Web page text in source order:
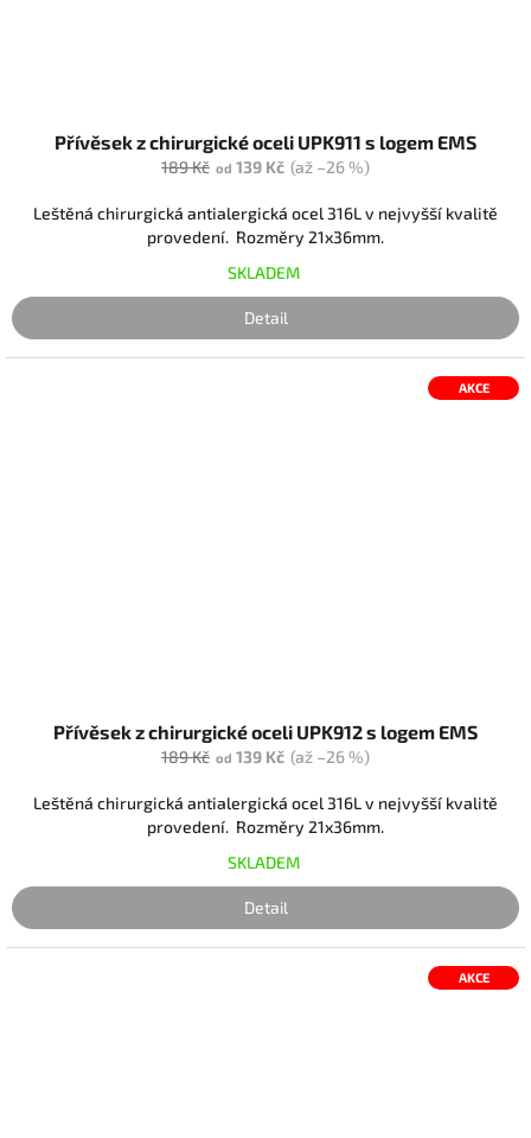
Přívěsek z chirurgické oceli UPK911 s logem EMS
189 Kč od 139 Kč (až –26 %)
Leštěná chirurgická antialergická ocel 316L v nejvyšší kvalitě
provedení. Rozměry 21x36mm.
SKLADEM
Detail
AKCE
Přívěsek z chirurgické oceli UPK912 s logem EMS
189 Kč od 139 Kč (až –26 %)
Leštěná chirurgická antialergická ocel 316L v nejvyšší kvalitě
provedení. Rozměry 21x36mm.
SKLADEM
Detail
AKCE